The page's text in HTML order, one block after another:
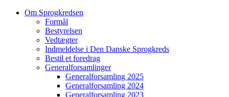
Om Sprogkredsen
Formål
Bestyrelsen
Vedtægter
Indmeldelse i Den Danske Sprogkreds
Bestil et foredrag
Generalforsamlinger
Generalforsamling 2025
Generalforsamling 2024
Generalforsamling 2023